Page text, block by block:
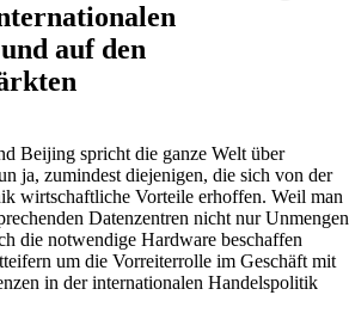
auf den
Beijing spricht die ganze Welt über
ja, zumindest diejenigen, die sich von der
wirtschaftliche Vorteile erhoffen. Weil man
Datenzentren nicht nur Unmengen
die notwendige Hardware beschaffen
um die Vorreiterrolle im Geschäft mit
in der internationalen Handelspolitik